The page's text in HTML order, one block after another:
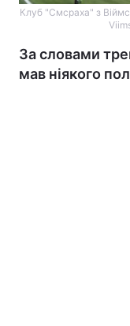
Клуб "Смсраха" з
За словами
мав ніякого